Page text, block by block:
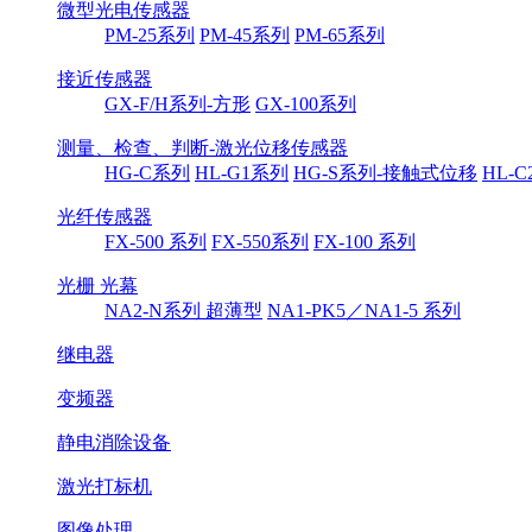
微型光电传感器
PM-25系列 PM-45系列 PM-65系列
接近传感器
GX-F/H系列-方形 GX-100系列
测量、检查、判断-激光位移传感器
HG-C系列 HL-G1系列 HG-S系列-接触式位移 HL-
光纤传感器
FX-500 系列 FX-550系列 FX-100 系列
光栅 光幕
NA2-N系列 超薄型 NA1-PK5／NA1-5 系列
继电器
变频器
静电消除设备
激光打标机